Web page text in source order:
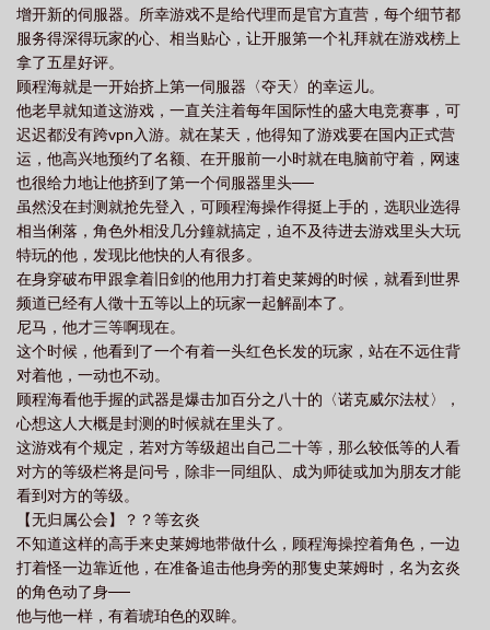
增开新的伺服器。所幸游戏不是给代理而是官方直营，每个细节都
服务得深得玩家的心、相当贴心，让开服第一个礼拜就在游戏榜上
拿了五星好评。
顾程海就是一开始挤上第一伺服器〈夺天〉的幸运儿。
他老早就知道这游戏，一直关注着每年国际性的盛大电竞赛事，可
迟迟都没有跨vpn入游。就在某天，他得知了游戏要在国内正式营
运，他高兴地预约了名额、在开服前一小时就在电脑前守着，网速
也很给力地让他挤到了第一个伺服器里头──
虽然没在封测就抢先登入，可顾程海操作得挺上手的，选职业选得
相当俐落，角色外相没几分鐘就搞定，迫不及待进去游戏里头大玩
特玩的他，发现比他快的人有很多。
在身穿破布甲跟拿着旧剑的他用力打着史莱姆的时候，就看到世界
频道已经有人徵十五等以上的玩家一起解副本了。
尼马，他才三等啊现在。
这个时候，他看到了一个有着一头红色长发的玩家，站在不远住背
对着他，一动也不动。
顾程海看他手握的武器是爆击加百分之八十的〈诺克威尔法杖〉，
心想这人大概是封测的时候就在里头了。
这游戏有个规定，若对方等级超出自己二十等，那么较低等的人看
对方的等级栏将是问号，除非一同组队、成为师徒或加为朋友才能
看到对方的等级。
【无归属公会】？？等玄炎
不知道这样的高手来史莱姆地带做什么，顾程海操控着角色，一边
打着怪一边靠近他，在准备追击他身旁的那隻史莱姆时，名为玄炎
的角色动了身──
他与他一样，有着琥珀色的双眸。